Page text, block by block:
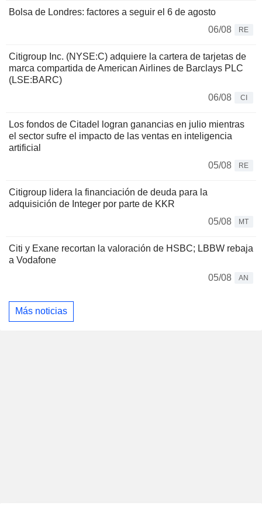
Bolsa de Londres: factores a seguir el 6 de agosto
06/08
RE
Citigroup Inc. (NYSE:C) adquiere la cartera de tarjetas de
marca compartida de American Airlines de Barclays PLC
(LSE:BARC)
06/08
CI
Los fondos de Citadel logran ganancias en julio mientras
el sector sufre el impacto de las ventas en inteligencia
artificial
05/08
RE
Citigroup lidera la financiación de deuda para la
adquisición de Integer por parte de KKR
05/08
MT
Citi y Exane recortan la valoración de HSBC; LBBW rebaja
a Vodafone
05/08
AN
Más noticias